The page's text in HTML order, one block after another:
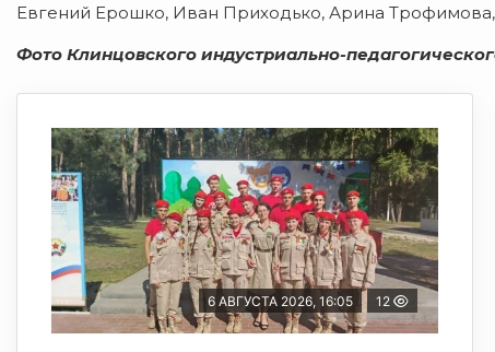
Евгений Ерошко, Иван Приходько, Арина
Фото Клинцовского индустриально-
6 АВГУСТА 2026, 16:05 12